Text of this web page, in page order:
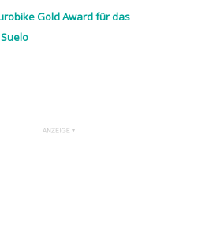
Gold Award für das